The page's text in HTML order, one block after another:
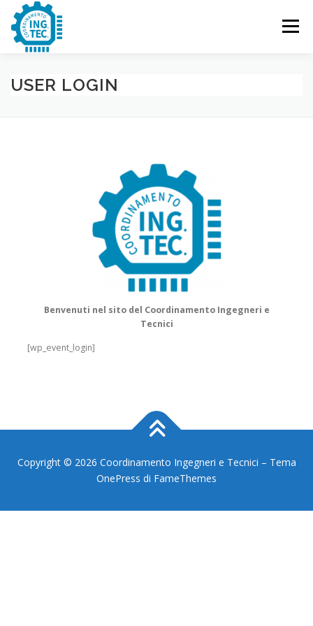
Passa
contenuto
Menu
CHI SIAMO PUBBLICAZIONI
USER LOGIN
Benvenuti nel sito del Coordinamento Ingegneri e
Tecnici
[wp_event_login]
Copyright © 2026 Coordinamento Ingegneri e Tecnici – Tema
OnePress di FameThemes